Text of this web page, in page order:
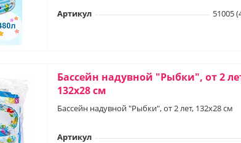
Артикул 51005
Бассейн надувной "Рыбки", от 2
132х28 см
Бассейн надувной "Рыбки", от 2 лет, 132х28 см
Артикул